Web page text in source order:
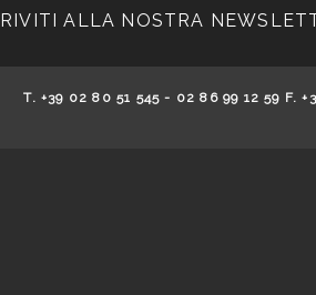
ALLA NOSTRA
T. +39 02 80 51 545 - 02 86 99 12 59 F.